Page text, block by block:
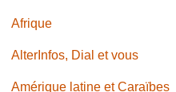
Afrique
AlterInfos, Dial et vous
Amérique latine et Caraïbes